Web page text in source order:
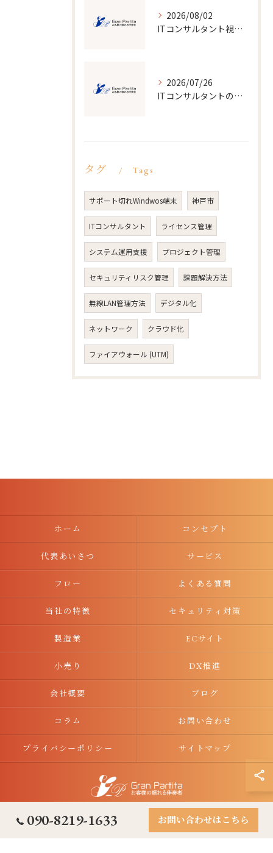
2026/08/02
ITコンサルタント視点で見るデジタル改革の実情と大阪府大阪市における最適な選択肢
2026/07/26
ITコンサルタントの経験を活かした転職成功とキャリアアップの実践ガイド
タグ Tags
サポート切れWindwos端末 神戸市
ITコンサルタント ライセンス管理
システム運用支援 プロジェクト管理
セキュリティリスク管理 課題解決方法
無線LAN管理方法 デジタル化
ネットワーク クラウド化
ファイアウォール (UTM)
090-8219-1633 お問い合わせはこちら
ホーム コンセプト
代表あいさつ サービス
フロー よくある質問
当社の特徴 セキュリティ対策
製造業 ECサイト
小売り DX推進
会社概要 ブログ
コラム お問い合わせ
プライバシーポリシー サイトマップ
© 2026 兵庫県神戸市のITコンサルタントなら合同会社グラン・パルティータ ALL
RIGHTS RESERVED.